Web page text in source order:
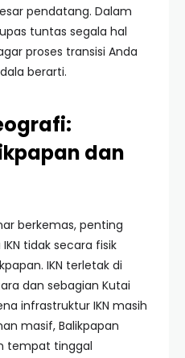
pendatang. Dalam
tuntas segala hal
proses transisi Anda
berarti.
dan
berkemas, penting
tidak secara fisik
IKN terletak di
dan sebagian Kutai
infrastruktur IKN masih
masif, Balikpapan
tempat tinggal